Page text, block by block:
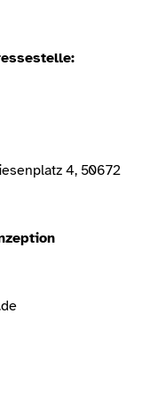
4, 50672